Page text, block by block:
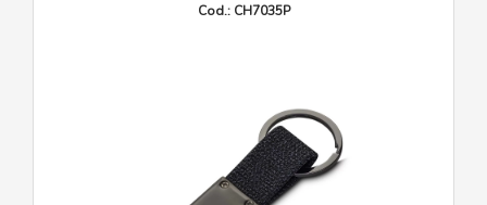
Cod.: CH7035P